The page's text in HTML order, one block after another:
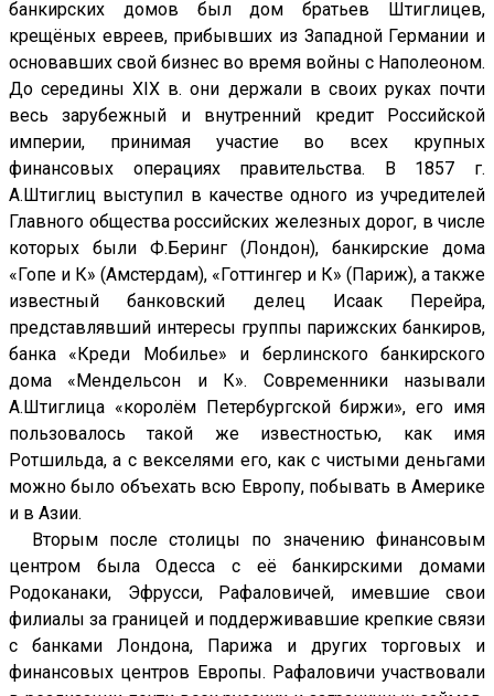
банкирских домов был дом братьев Штиглицев,
крещёных евреев, прибывших из Западной Германии и
основавших свой бизнес во время войны с Наполеоном.
До середины ХIХ в. они держали в своих руках почти
весь зарубежный и внутренний кредит Российской
империи, принимая участие во всех крупных
финансовых операциях правительства. В 1857 г.
А.Штиглиц выступил в качестве одного из учредителей
Главного общества российских железных дорог, в числе
которых были Ф.Беринг (Лондон), банкирские дома
«Гопе и К» (Амстердам), «Готтингер и К» (Париж), а также
известный банковский делец Исаак Перейра,
представлявший интересы группы парижских банкиров,
банка «Креди Мобилье» и берлинского банкирского
дома «Мендельсон и К». Современники называли
А.Штиглица «королём Петербургской биржи», его имя
пользовалось такой же известностью, как имя
Ротшильда, а с векселями его, как с чистыми деньгами
можно было объехать всю Европу, побывать в Америке
и в Азии.
Вторым после столицы по значению финансовым
центром была Одесса с её банкирскими домами
Родоканаки, Эфрусси, Рафаловичей, имевшие свои
филиалы за границей и поддерживавшие крепкие связи
с банками Лондона, Парижа и других торговых и
финансовых центров Европы. Рафаловичи участвовали